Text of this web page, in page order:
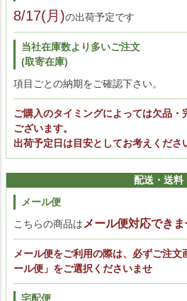
8/17(月)の出荷予定です
当社在庫数より多いご注文
(取寄在庫)
項目ごとの納期をご確認下さい。
ご購入のタイミングによっては欠品・
ございます。
出荷予定日は目安としてお考えくださ
配送・送料
メール便
こちらの商品は メール便対応でき
メール便をご利用の際は、必ずご注文
ール便」をご選択くださいませ
宅配便